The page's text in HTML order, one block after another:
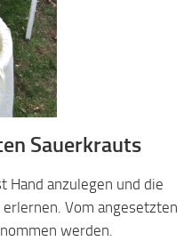
Sauerkrauts
Hand anzulegen und die
Vom angesetzten
werden.